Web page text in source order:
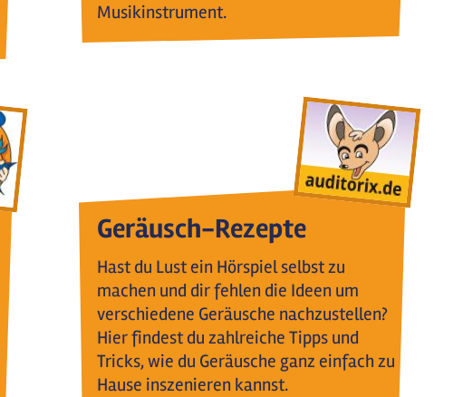
Musikinstrument.
Geräusch-Rezepte
Hast du Lust ein Hörspiel selbst zu
machen und dir fehlen die Ideen um
verschiedene Geräusche nachzustellen?
Hier findest du zahlreiche Tipps und
Tricks, wie du Geräusche ganz einfach zu
Hause inszenieren kannst.